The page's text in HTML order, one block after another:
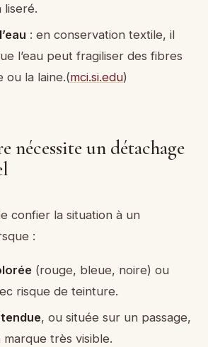
liseré.
: en conservation textile, il
l’eau peut fragiliser des fibres
ou la laine.(mci.si.edu)
nécessite un détachage
confier la situation à un
:
(rouge, bleue, noire) ou
risque de teinture.
, ou située sur un passage,
très visible.